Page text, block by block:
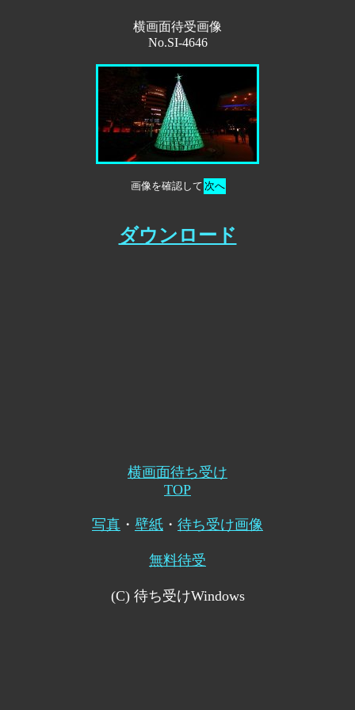
横画面待受画像
No.SI-4646
画像を確認して 次へ
ダウンロード
横画面待ち受け
TOP
写真 ・ 壁紙 ・ 待ち受け画像
無料待受
(C) 待ち受けWindows